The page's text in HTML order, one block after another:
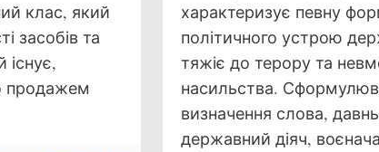
клас, який
засобів та
існує,
продажем
характеризує певну
політичного устрою
тяжіє до терору та
насильства.
визначення слова,
державний діяч,